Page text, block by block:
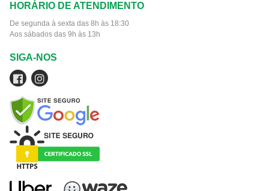
HORÁRIO DE ATENDIMENTO
De segunda à sexta das 8h às 18:30
Aos sábados das 9h às 13h
SIGA-NOS